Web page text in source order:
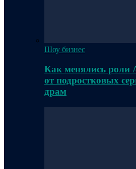
Шоу бизнес
Как менялись роли
от подростковых
драм